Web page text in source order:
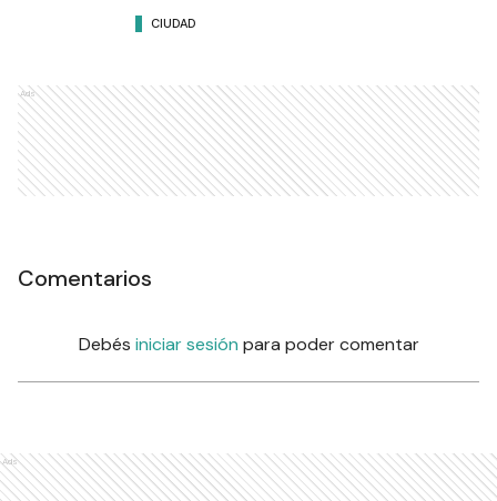
CIUDAD
Ads
Comentarios
Debés iniciar sesión para poder comentar
Ads